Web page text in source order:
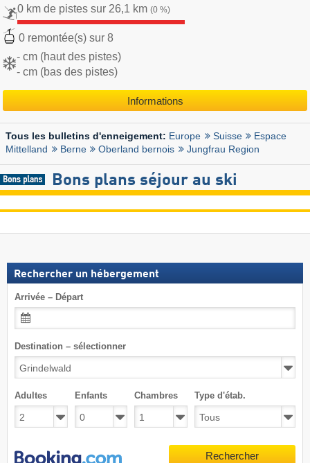
0 km de pistes sur 26,1 km (0 %)
0 remontée(s) sur 8
- cm (haut des pistes)
- cm (bas des pistes)
Informations
Tous les bulletins d'enneigement: Europe Suisse
Espace
Mittelland
Berne Oberland bernois Jungfrau Region
Bons plans séjour au ski
Rechercher un hébergement
Arrivée – Départ
Destination – sélectionner
Adultes Enfants Chambres Type d'étab.
Rechercher